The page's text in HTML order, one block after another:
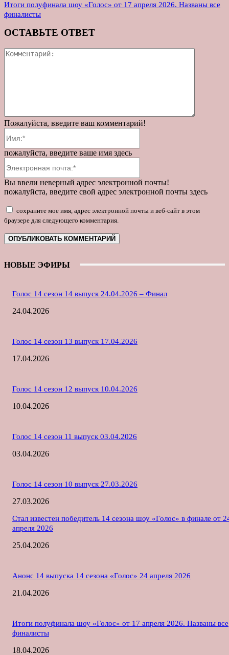
Итоги полуфинала шоу «Голос» от 17 апреля 2026. Названы все
финалисты
ОСТАВЬТЕ ОТВЕТ
Пожалуйста, введите ваш комментарий!
пожалуйста, введите ваше имя здесь
Вы ввели неверный адрес электронной почты!
пожалуйста, введите свой адрес электронной почты здесь
сохраните мое имя, адрес электронной почты и веб-сайт в этом
браузере для следующего комментария.
НОВЫЕ ЭФИРЫ
Голос 14 сезон 14 выпуск 24.04.2026 – Финал
24.04.2026
Голос 14 сезон 13 выпуск 17.04.2026
17.04.2026
Голос 14 сезон 12 выпуск 10.04.2026
10.04.2026
Голос 14 сезон 11 выпуск 03.04.2026
03.04.2026
Голос 14 сезон 10 выпуск 27.03.2026
27.03.2026
Стал известен победитель 14 сезона шоу «Голос» в финале от
апреля 2026
25.04.2026
Анонс 14 выпуска 14 сезона «Голос» 24 апреля 2026
21.04.2026
Итоги полуфинала шоу «Голос» от 17 апреля 2026. Названы все
финалисты
18.04.2026